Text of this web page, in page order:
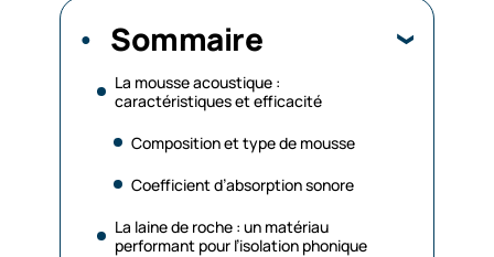
Sommaire
La mousse acoustique :
caractéristiques et efficacité
Composition et type de mousse
Coefficient d’absorption sonore
La laine de roche : un matériau
performant pour l’isolation phonique